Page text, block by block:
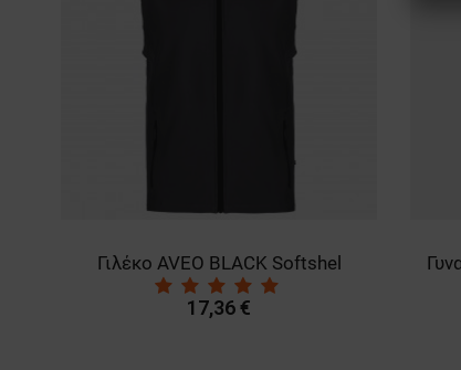
Γιλέκο AVEO BLACK Softshel
17,36 €